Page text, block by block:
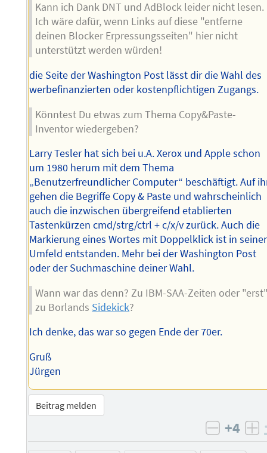
Kann ich Dank DNT und AdBlock leider nicht lesen.
Ich wäre dafür, wenn Links auf diese "entferne
deinen Blocker Erpressungsseiten" hier nicht
unterstützt werden würden!
die Seite der Washington Post lässt dir die Wahl des
werbefinanzierten oder kostenpflichtigen Zugangs.
Könntest Du etwas zum Thema Copy&Paste-
Inventor wiedergeben?
Larry Tesler hat sich bei u.A. Xerox und Apple schon
um 1980 herum mit dem Thema
„Benutzerfreundlicher Computer“ beschäftigt. Auf
gehen die Begriffe Copy & Paste und wahrscheinlich
auch die inzwischen übergreifend etablierten
Tastenkürzen cmd/strg/ctrl + c/x/v zurück. Auch die
Markierung eines Wortes mit Doppelklick ist in
Umfeld entstanden. Mehr bei der Washington Post
oder der Suchmaschine deiner Wahl.
Wann war das denn? Zu IBM-SAA-Zeiten oder
zu Borlands Sidekick?
Ich denke, das war so gegen Ende der 70er.
Gruß
Jürgen
Beitrag melden
negativ
+4